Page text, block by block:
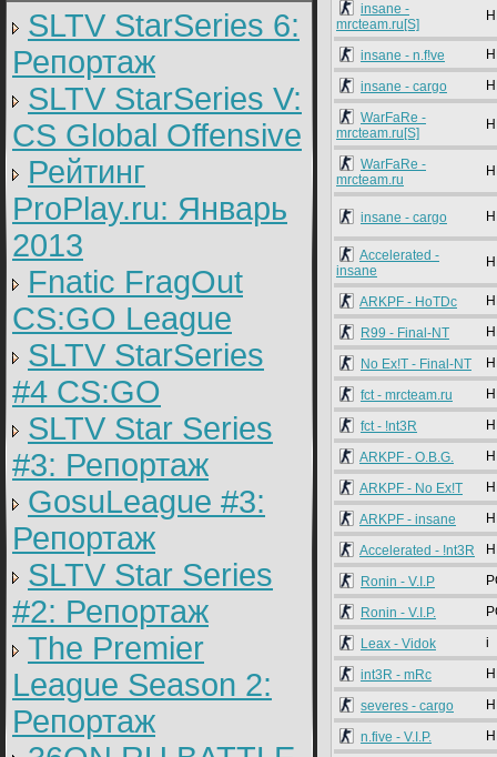
SLTV StarSeries 6:
Репортаж
SLTV StarSeries V:
CS Global Offensive
Рейтинг
ProPlay.ru: Январь
2013
Fnatic FragOut
CS:GO League
SLTV StarSeries
#4 CS:GO
SLTV Star Series
#3: Репортаж
GosuLeague #3:
Репортаж
SLTV Star Series
#2: Репортаж
The Premier
League Season 2:
Репортаж
insane -
mrcteam.ru[S]
insane - n.f!ve
insane - cargo
WarFaRe -
mrcteam.ru[S]
WarFaRe -
mrcteam.ru
insane - cargo
Accelerated -
insane
ARKPF - HoTDc
R99 - Final-NT
No Ex!T - Final-NT
fct - mrcteam.ru
fct - !nt3R
ARKPF - O.B.G.
ARKPF - No Ex!T
ARKPF - insane
Accelerated - !nt3R
Ronin - V.I.P
Ronin - V.I.P.
Leax - Vidok i
int3R - mRc
severes - cargo
n.five - V.I.P.